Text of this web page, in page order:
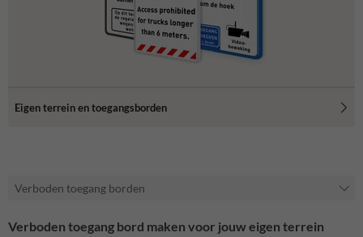
Eigen terrein en toegangsborden
Verboden toegang borden
Verboden toegang bord maken voor jouw eigen terrein